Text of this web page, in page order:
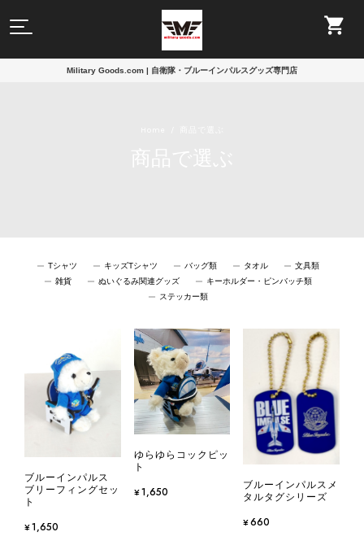
Military Goods.com | 自衛隊・ブルーインパルスグッズ専門店
Tシャツ キッズTシャツ バッグ類 タオル
文具類
雑貨
ぬいぐるみ関連グッズ
キーホルダー・ピンバッチ類
ステッカー類
ブルーインパルス
ブリーフィングセッ
ト
¥1,650
ゆらゆらコックピッ
ト
¥1,650
ブルーインパルスメ
タルタグシリーズ
¥660